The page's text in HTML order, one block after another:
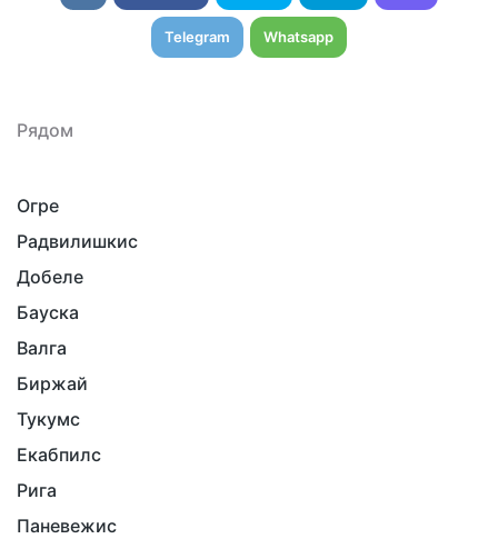
Telegram Whatsapp
Рядом
Огре
Радвилишкис
Добеле
Бауска
Валга
Биржай
Тукумс
Екабпилс
Рига
Паневежис